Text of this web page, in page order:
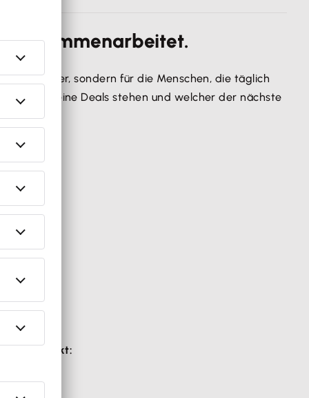
zusammenarbeitet.
Manager, sondern für die Menschen, die täglich
wo deine Deals stehen und welcher der nächste
Markt: